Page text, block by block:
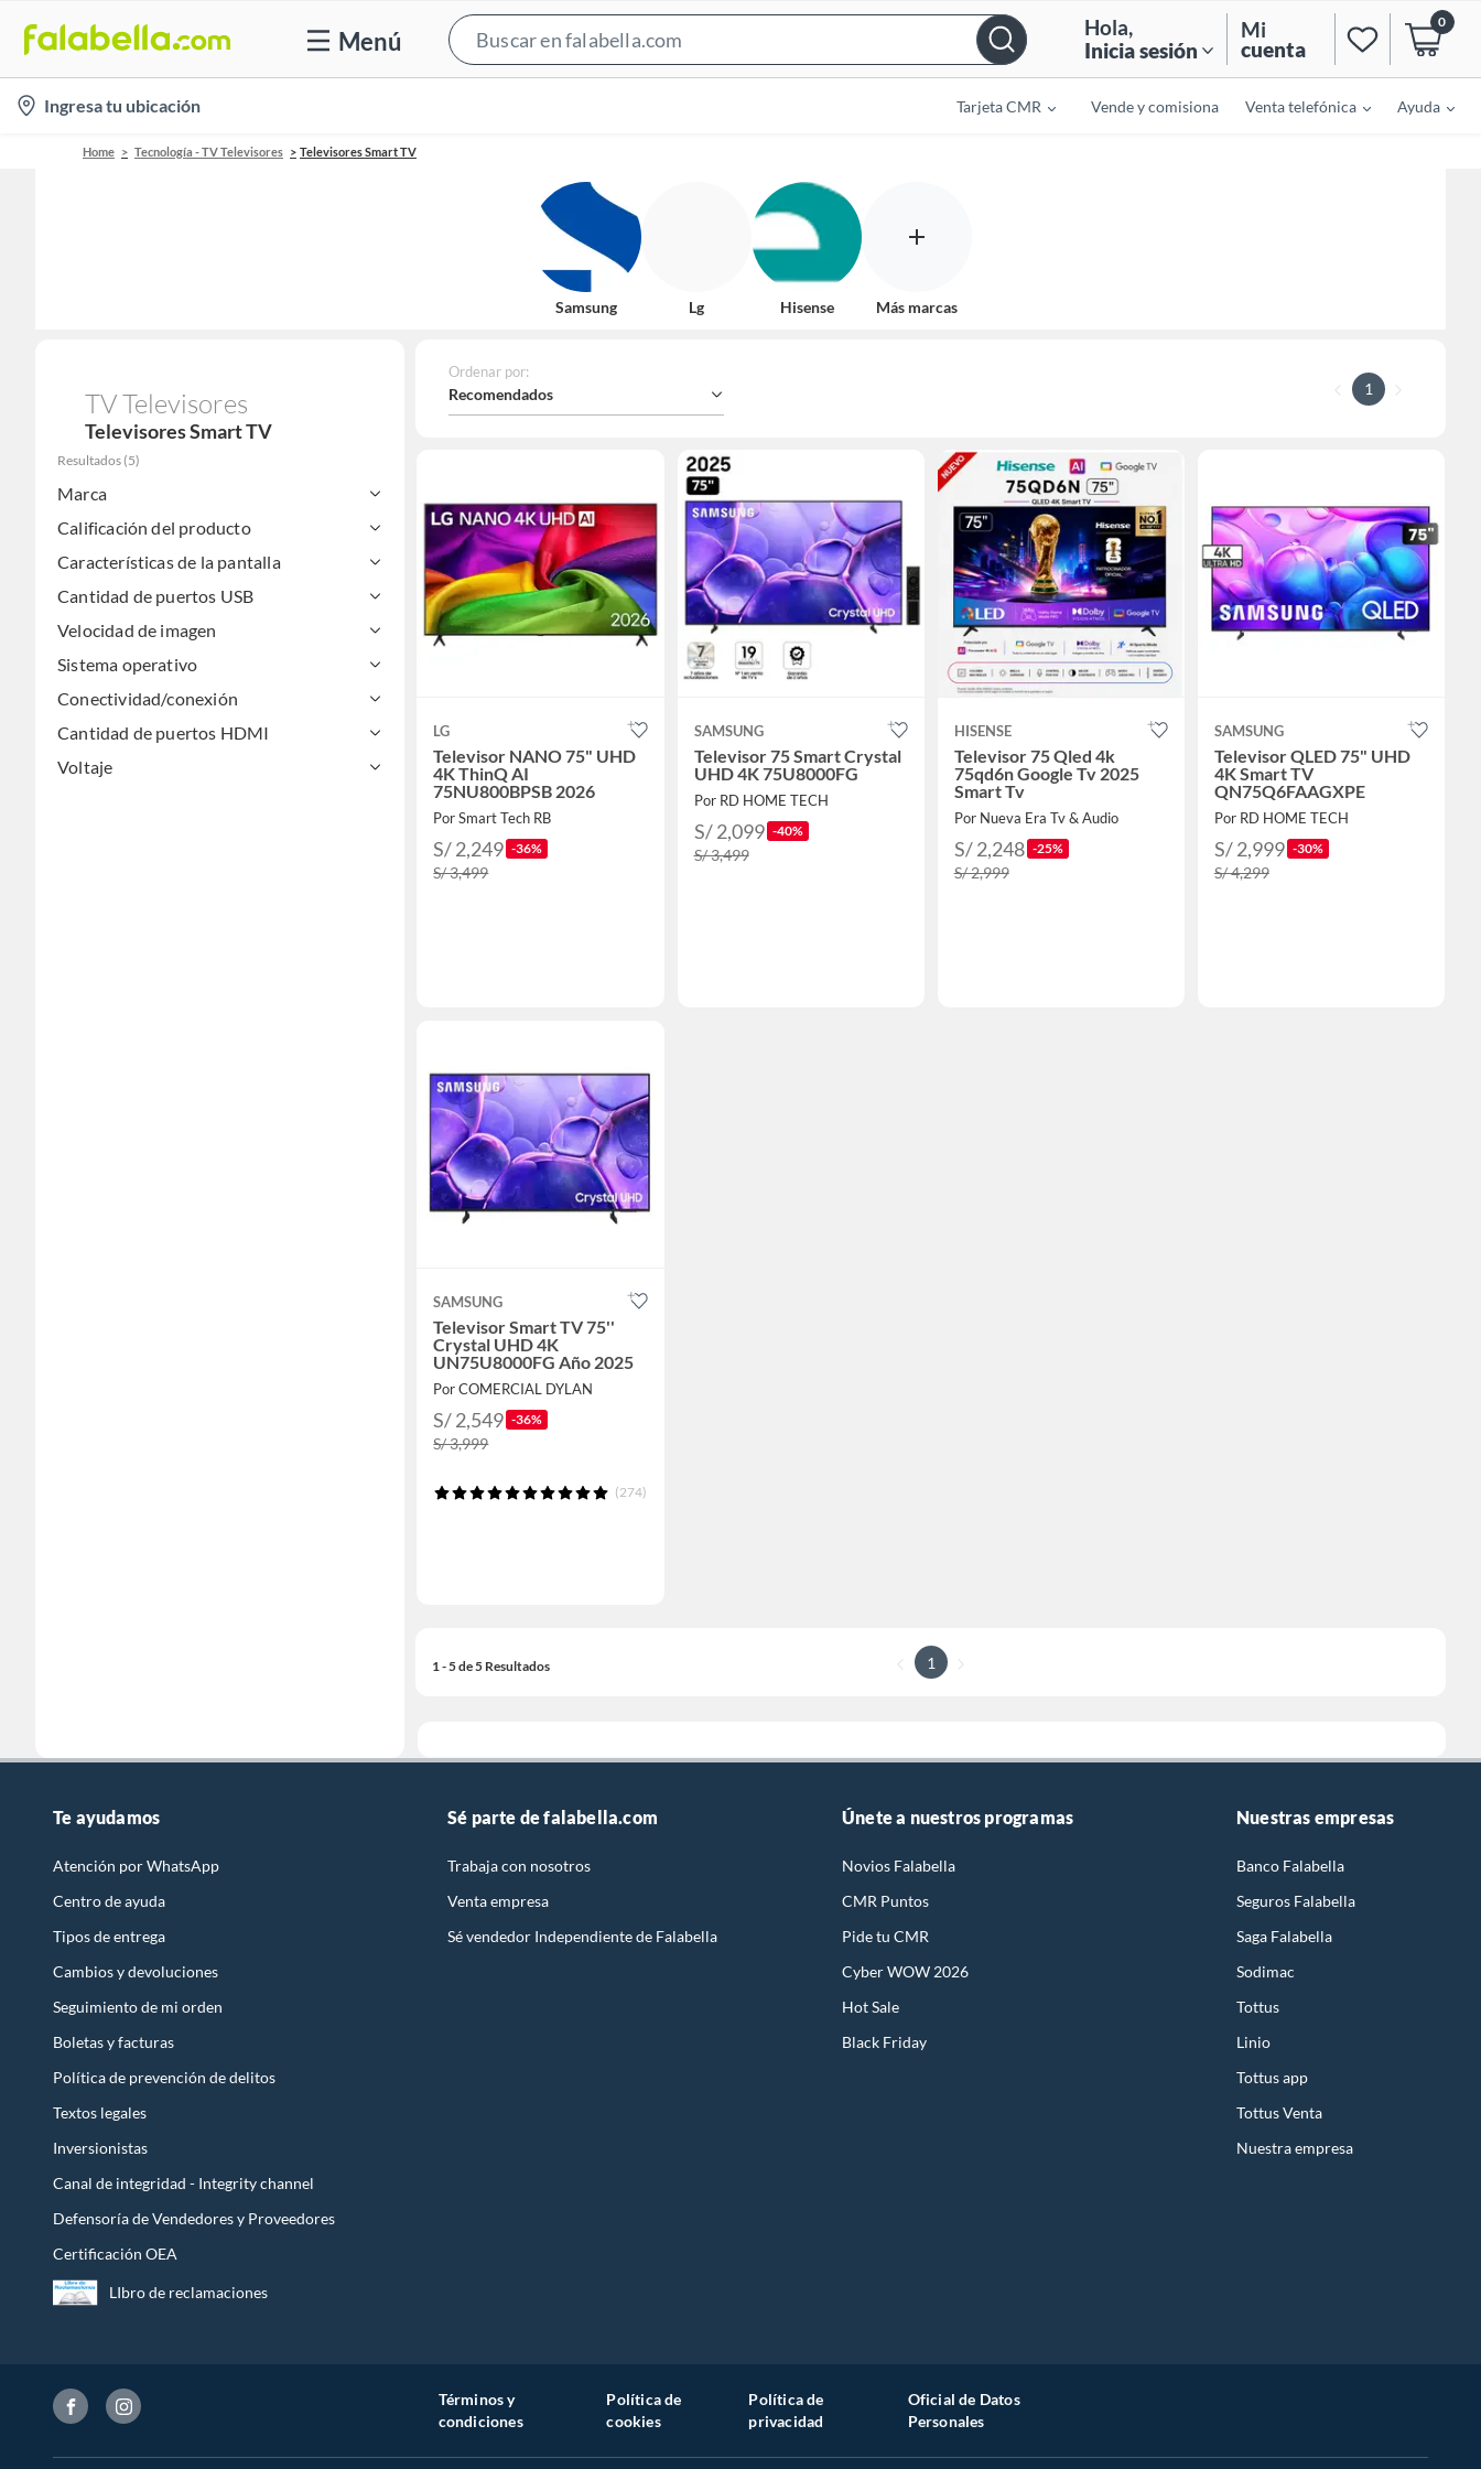
Menú
Bar
Hola,
Inicia sesión
Mi
cuenta
0
location-
icon
Ingresa tu ubicación Tarjeta CMR Vende y comisiona Venta telefónica Ayuda
Home Tecnología - TV Televisores Televisores Smart TV
Samsung Lg Hisense Más marcas
TV Televisores
Televisores Smart TV
Resultados (5)
Marca
Calificación del producto
Características de la pantalla
Cantidad de puertos USB
Velocidad de imagen
Sistema operativo
Conectividad/conexión
Cantidad de puertos HDMI
Voltaje
Ordenar por:
Recomendados 1
LG
Televisor NANO 75" UHD
4K ThinQ AI
75NU800BPSB 2026
Por Smart Tech RB
S/ 2,249 -36%
S/ 3,499
SAMSUNG
Televisor 75 Smart Crystal
UHD 4K 75U8000FG
Por RD HOME TECH
S/ 2,099 -40%
S/ 3,499
HISENSE
Televisor 75 Qled 4k
75qd6n Google Tv 2025
Smart Tv
Por Nueva Era Tv & Audio
S/ 2,248 -25%
S/ 2,999
SAMSUNG
Televisor QLED 75" UHD
4K Smart TV
QN75Q6FAAGXPE
Por RD HOME TECH
S/ 2,999 -30%
S/ 4,299
SAMSUNG
Televisor Smart TV 75''
Crystal UHD 4K
UN75U8000FG Año 2025
Por COMERCIAL DYLAN
S/ 2,549 -36%
S/ 3,999
(274)
1 - 5 de 5 Resultados 1
Te ayudamos
Atención por WhatsApp
Centro de ayuda
Tipos de entrega
Cambios y devoluciones
Seguimiento de mi orden
Boletas y facturas
Política de prevención de delitos
Textos legales
Inversionistas
Canal de integridad - Integrity channel
Defensoría de Vendedores y Proveedores
Certificación OEA
LIbro de reclamaciones
Sé parte de falabella.com
Trabaja con nosotros
Venta empresa
Sé vendedor Independiente de Falabella
Únete a nuestros programas
Novios Falabella
CMR Puntos
Pide tu CMR
Cyber WOW 2026
Hot Sale
Black Friday
Nuestras empresas
Banco Falabella
Seguros Falabella
Saga Falabella
Sodimac
Tottus
Linio
Tottus app
Tottus Venta
Nuestra empresa
Términos y
condiciones
Política de
cookies
Política de
privacidad
Oficial de Datos
Personales